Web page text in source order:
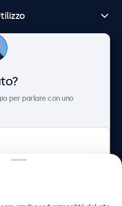
Clienti
per parlare con uno